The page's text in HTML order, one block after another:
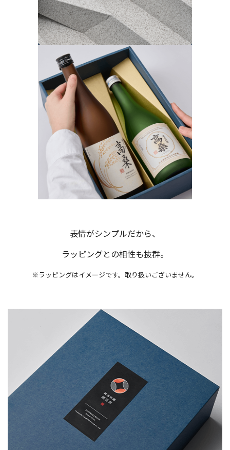
表情がシンプルだから、
ラッピングとの相性も抜群。
※ラッピングはイメージです。取り扱いございません。